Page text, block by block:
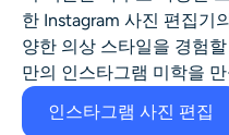
비디오 효과
비디오 인핸서
한 Instagram 사진 편집기
양한 의상 스타일을 경험
만의 인스타그램 미학을
인스타그램 사진 편집